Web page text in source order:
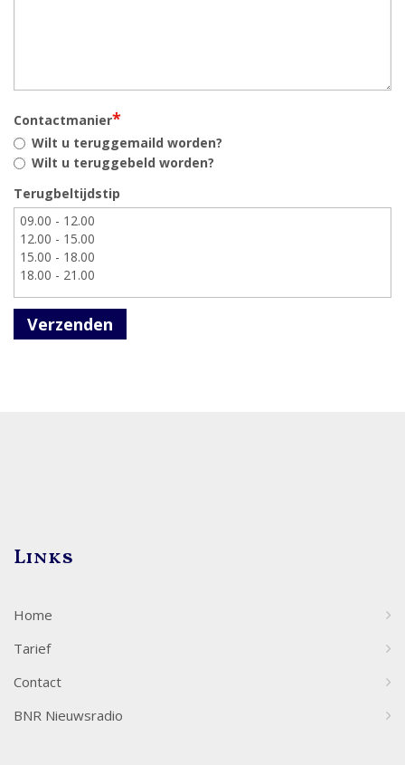
Contactmanier*
Wilt u teruggemaild worden?
Wilt u teruggebeld worden?
Terugbeltijdstip
Verzenden
Links
Home
Tarief
Contact
BNR Nieuwsradio